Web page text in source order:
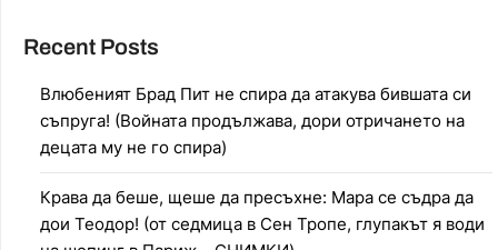
Recent Posts
Влюбеният Брад Пит не спира да атакува бившата си
съпруга! (Войната продължава, дори отричането на
децата му не го спира)
Крава да беше, щеше да пресъхне: Мара се съдра да
дои Теодор! (от седмица в Сен Тропе, глупакът я води